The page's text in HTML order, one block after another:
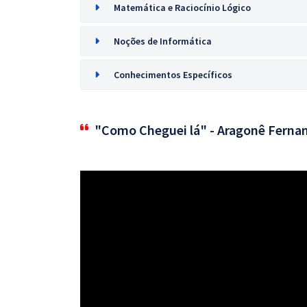
Matemática e Raciocínio Lógico
Noções de Informática
Conhecimentos Específicos
"Como Cheguei lá" - Aragonê